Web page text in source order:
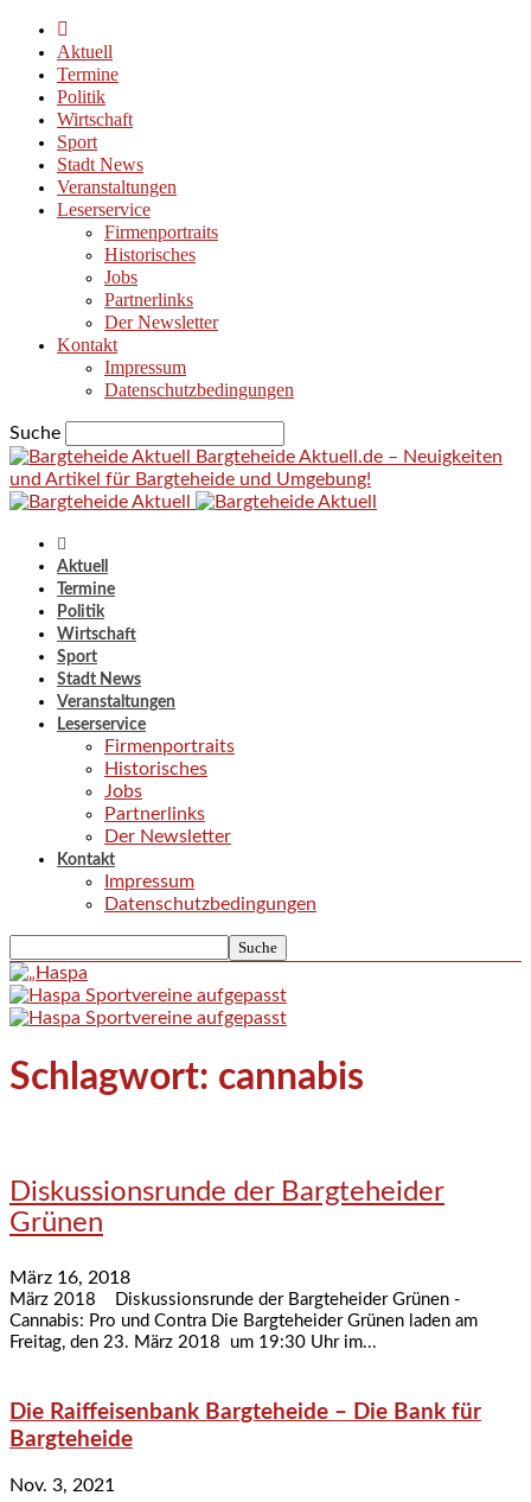
Aktuell
Termine
Politik
Wirtschaft
Sport
Stadt News
Veranstaltungen
Leserservice
Firmenportraits
Historisches
Jobs
Partnerlinks
Der Newsletter
Kontakt
Impressum
Datenschutzbedingungen
Suche
Bargteheide Aktuell.de – Neuigkeiten
und Artikel für Bargteheide und Umgebung!
Aktuell
Termine
Politik
Wirtschaft
Sport
Stadt News
Veranstaltungen
Leserservice
Firmenportraits
Historisches
Jobs
Partnerlinks
Der Newsletter
Kontakt
Impressum
Datenschutzbedingungen
Schlagwort: cannabis
Diskussionsrunde der Bargteheider
Grünen
März 16, 2018
März 2018 Diskussionsrunde der Bargteheider Grünen -
Cannabis: Pro und Contra Die Bargteheider Grünen laden am
Freitag, den 23. März 2018 um 19:30 Uhr im...
Die Raiffeisenbank Bargteheide – Die Bank für
Bargteheide
Nov. 3, 2021